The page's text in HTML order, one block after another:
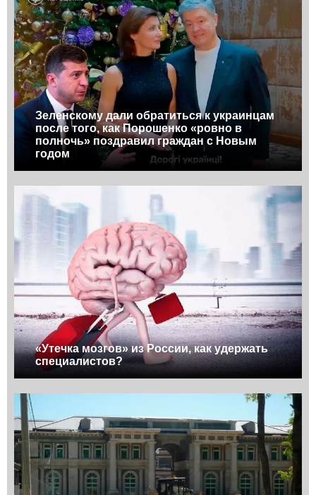
Зеленскому дали обратиться к украинцам
после того, как Порошенко «ровно в
полночь» поздравил граждан с Новым
годом
«Утечка мозгов» из России, как удержать
специалистов?